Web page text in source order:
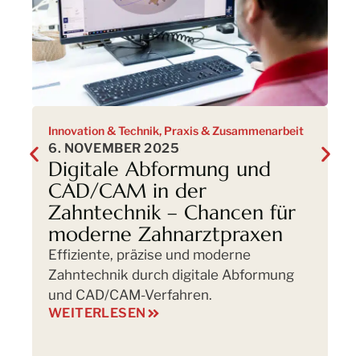
Innovation & Technik, Praxis & Zusammenarbeit
6. NOVEMBER 2025
Digitale Abformung und
CAD/CAM in der
Zahntechnik – Chancen für
moderne Zahnarztpraxen
Effiziente, präzise und moderne
Zahntechnik durch digitale Abformung
und CAD/CAM-Verfahren.
WEITERLESEN